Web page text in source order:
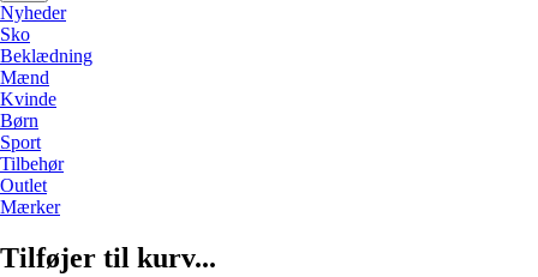
Nyheder
Sko
Beklædning
Mænd
Kvinde
Børn
Sport
Tilbehør
Outlet
Mærker
Tilføjer til kurv...